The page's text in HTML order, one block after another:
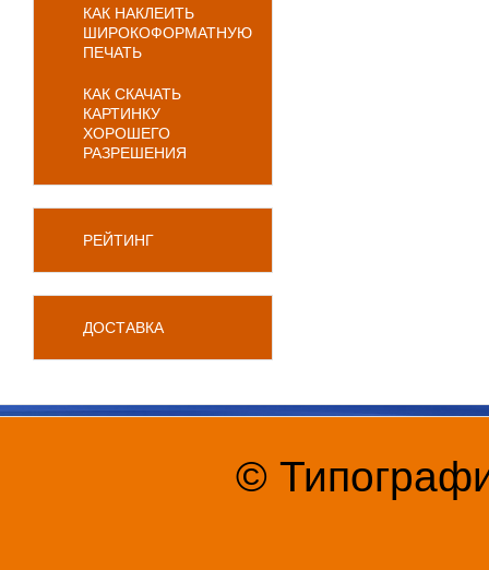
КАК НАКЛЕИТЬ
ШИРОКОФОРМАТНУЮ
ПЕЧАТЬ
КАК СКАЧАТЬ
КАРТИНКУ
ХОРОШЕГО
РАЗРЕШЕНИЯ
РЕЙТИНГ
ДОСТАВКА
©